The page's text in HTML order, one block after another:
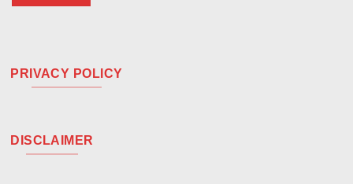
PRIVACY POLICY
DISCLAIMER